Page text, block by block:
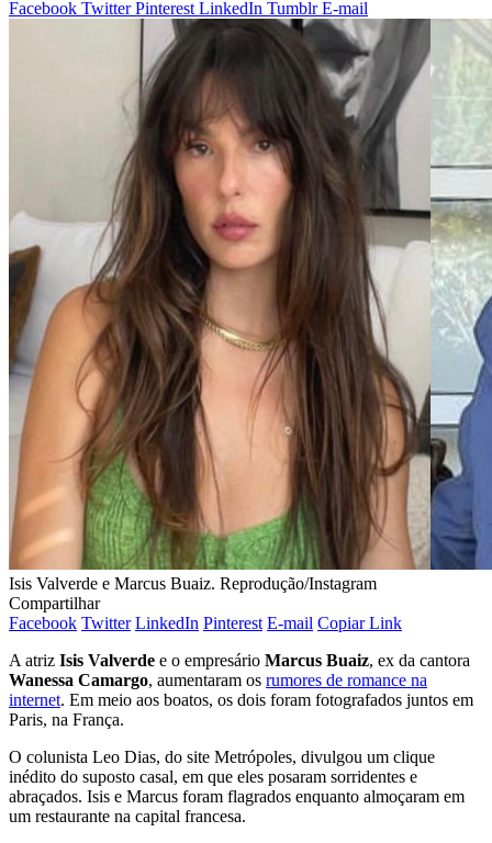
Facebook Twitter Pinterest LinkedIn Tumblr E-mail
Isis Valverde e Marcus Buaiz. Reprodução/Instagram
Compartilhar
Facebook Twitter LinkedIn Pinterest E-mail Copiar Link
A atriz Isis Valverde e o empresário Marcus Buaiz, ex da cantora
Wanessa Camargo, aumentaram os rumores de romance na
internet. Em meio aos boatos, os dois foram fotografados juntos em
Paris, na França.
O colunista Leo Dias, do site Metrópoles, divulgou um clique
inédito do suposto casal, em que eles posaram sorridentes e
abraçados. Isis e Marcus foram flagrados enquanto almoçaram em
um restaurante na capital francesa.